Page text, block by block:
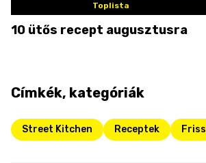
Toplista
10 ütős recept augusztusra
Címkék, kategóriák
Street Kitchen Receptek Friss